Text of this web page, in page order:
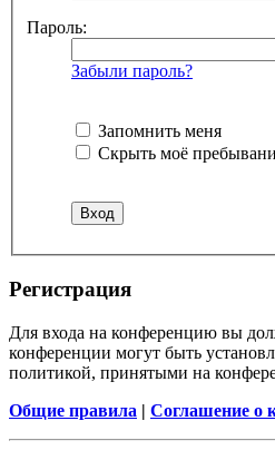
Пароль:
Забыли пароль?
Запомнить меня
Скрыть моё
Регистрация
Для входа на конференцию вы
конференции могут быть
политикой, принятыми на
Общие правила | Соглашение о